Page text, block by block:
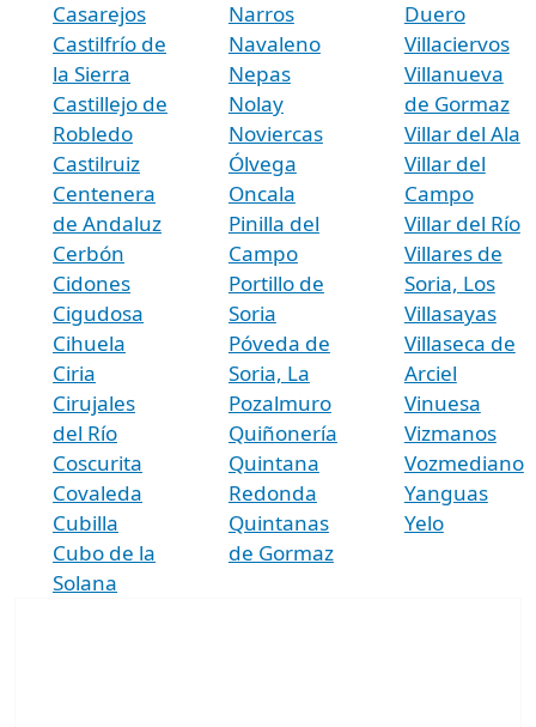
Casarejos
Castilfrío de
la Sierra
Castillejo de
Robledo
Castilruiz
Centenera
de Andaluz
Cerbón
Cidones
Cigudosa
Cihuela
Ciria
Cirujales
del Río
Coscurita
Covaleda
Cubilla
Cubo de la
Solana
Narros
Navaleno
Nepas
Nolay
Noviercas
Ólvega
Oncala
Pinilla del
Campo
Portillo de
Soria
Póveda de
Soria, La
Pozalmuro
Quiñonería
Quintana
Redonda
Quintanas
de Gormaz
Duero
Villaciervos
Villanueva
de Gormaz
Villar del Ala
Villar del
Campo
Villar del Río
Villares de
Soria, Los
Villasayas
Villaseca de
Arciel
Vinuesa
Vizmanos
Vozmediano
Yanguas
Yelo